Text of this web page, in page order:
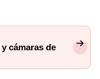
cámaras de